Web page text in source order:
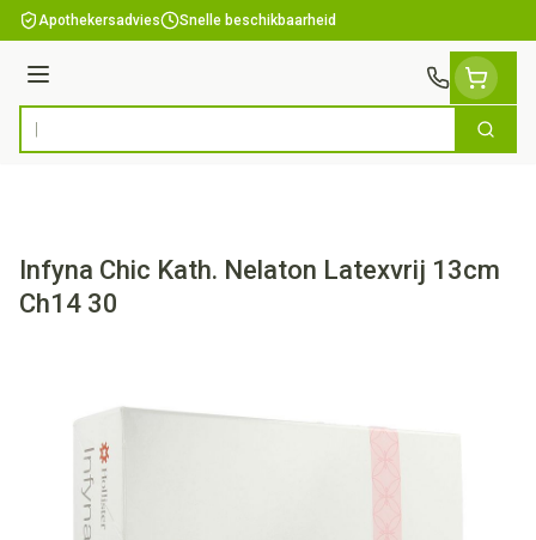
Ga naar de inhoud
Apothekersadvies Snelle beschikbaarheid
Menu
Product, merk, categorie... Zoek
Infyna Chic Kath. Nelaton Latexvrij 13cm
Ch14 30